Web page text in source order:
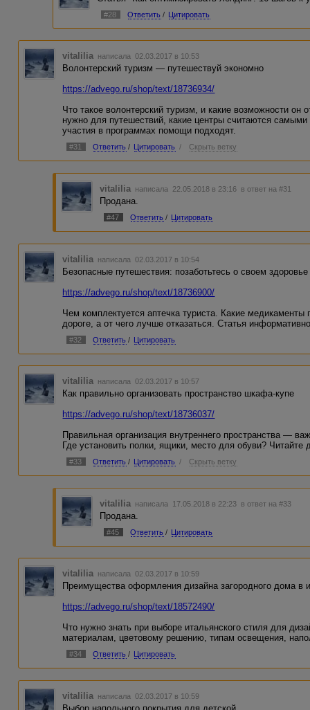
#28 Ответить / Цитировать
vitalilia написала 02.03.2017 в 10:53
Волонтерский туризм — путешествуй экономно
https://advego.ru/shop/text/18736934/
Что такое волонтерский туризм, и какие возможности он
нужно для путешествий, какие центры считаются
участия в программах помощи подходят.
#31 Ответить / Цитировать / Скрыть ветку
vitalilia написала 22.05.2018 в 23:16 в ответ на #31
Продана.
#47 Ответить / Цитировать
vitalilia написала 02.03.2017 в 10:54
Безопасные путешествия: позаботьтесь о своем здоровье
https://advego.ru/shop/text/18736900/
Чем комплектуется аптечка туриста. Какие
дороге, а от чего лучше отказаться. Статья
#32 Ответить / Цитировать
vitalilia написала 02.03.2017 в 10:57
Как правильно организовать пространство шкафа-купе
https://advego.ru/shop/text/18736037/
Правильная организация внутреннего пространства —
Где установить полки, ящики, место для обуви? Читайте
#33 Ответить / Цитировать / Скрыть ветку
vitalilia написала 17.05.2018 в 22:23 в ответ на #33
Продана.
#45 Ответить / Цитировать
vitalilia написала 02.03.2017 в 10:59
Преимущества оформления дизайна загородного дома в
https://advego.ru/shop/text/18572490/
Что нужно знать при выборе итальянского стиля для
материалам, цветовому решению, типам освещения,
#34 Ответить / Цитировать
vitalilia написала 02.03.2017 в 10:59